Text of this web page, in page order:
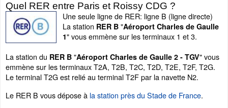
Quel RER entre Paris et Roissy CDG ?
Une seule ligne de RER: ligne B (ligne directe)
La station RER B "Aéroport Charles de Gaulle
1" vous emmène sur les terminaux 1 et 3.
La station du RER B "Aéroport Charles de Gaulle 2 - TGV" vous
emmène sur les terminaux T2A, T2B, T2C, T2D, T2E, T2F, T2G.
Le terminal T2G est relié au terminal T2F par la navette N2.
Le RER B vous dépose à la station près du Stade de France.